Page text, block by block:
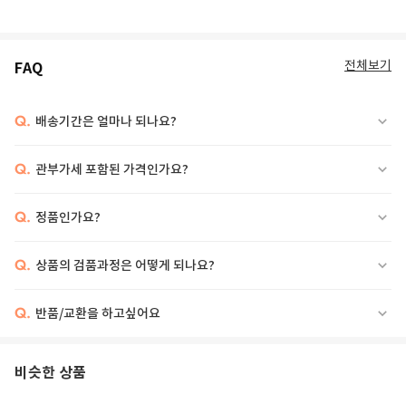
FAQ 전체보기
Q. 배송기간은 얼마나 되나요?
Q. 관부가세 포함된 가격인가요?
Q. 정품인가요?
Q. 상품의 검품과정은 어떻게 되나요?
Q. 반품/교환을 하고싶어요
비슷한 상품